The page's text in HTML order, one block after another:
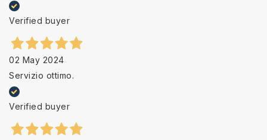
Verified buyer
02 May 2024
Servizio ottimo.
Verified buyer